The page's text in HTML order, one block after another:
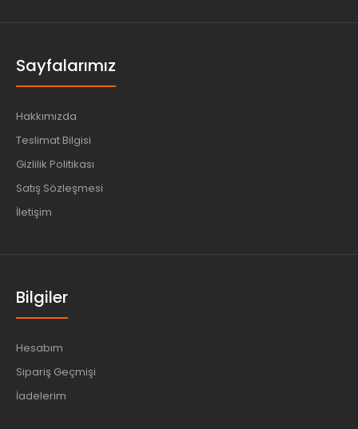
Sayfalarımız
Hakkımızda
Teslimat Bilgisi
Gizlilik Politikası
Satış Sözleşmesi
İletişim
Bilgiler
Hesabım
Sipariş Geçmişi
İadelerim